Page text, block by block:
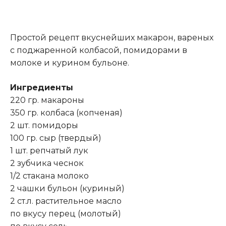
Простой рецепт вкуснейших макарон, вареных
с поджаренной колбасой, помидорами в
молоке и курином бульоне.
Ингредиенты
220 гр. макароны
350 гр. колбаса (копченая)
2 шт. помидоры
100 гр. сыр (твердый)
1 шт. репчатый лук
2 зубчика чеснок
1/2 стакана молоко
2 чашки бульон (куриный)
2 ст.л. растительное масло
по вкусу перец (молотый)